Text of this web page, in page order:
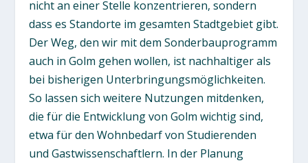
nicht an einer Stelle konzentrieren, sondern
dass es Standorte im gesamten Stadtgebiet gibt.
Der Weg, den wir mit dem Sonderbauprogramm
auch in Golm gehen wollen, ist nachhaltiger als
bei bisherigen Unterbringungsmöglichkeiten.
So lassen sich weitere Nutzungen mitdenken,
die für die Entwicklung von Golm wichtig sind,
etwa für den Wohnbedarf von Studierenden
und Gastwissenschaftlern. In der Planung